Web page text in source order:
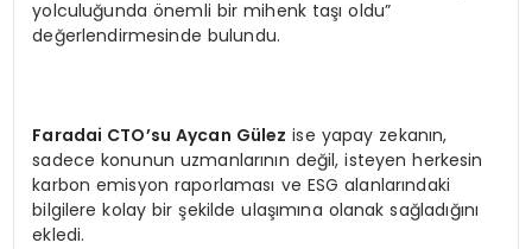
yolculuğunda önemli bir mihenk taşı oldu”
değerlendirmesinde bulundu.
Faradai CTO’su Aycan Gülez ise yapay zekanın,
sadece konunun uzmanlarının değil, isteyen herkesin
karbon emisyon raporlaması ve ESG alanlarındaki
bilgilere kolay bir şekilde ulaşımına olanak sağladığını
ekledi.